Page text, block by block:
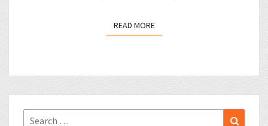
READ MOREREAD MORE
Search